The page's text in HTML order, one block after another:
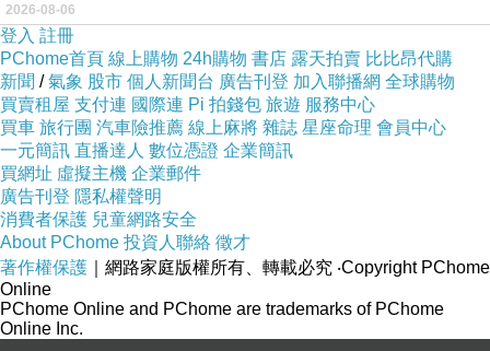
2026-08-06
登入 註冊
PChome首頁 線上購物 24h購物 書店 露天拍賣 比比昂代購
新聞 /氣象 股市 個人新聞台 廣告刊登 加入聯播網 全球購物
買賣租屋 支付連 國際連 Pi 拍錢包 旅遊 服務中心
買車 旅行團 汽車險推薦 線上麻將 雜誌 星座命理 會員中心
一元簡訊 直播達人 數位憑證 企業簡訊
買網址 虛擬主機 企業郵件
廣告刊登 隱私權聲明
消費者保護 兒童網路安全
About PChome 投資人聯絡 徵才
著作權保護 ｜網路家庭版權所有、轉載必究 ‧Copyright PChome
Online
PChome Online and PChome are trademarks of PChome
Online Inc.